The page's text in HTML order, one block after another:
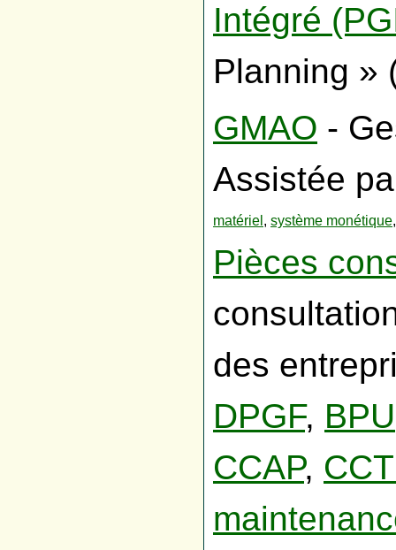
Intégré
Planning »
GMAO -
Assistée
matériel , système monétique
Pièces
des
DPGF, BPU
CCAP,